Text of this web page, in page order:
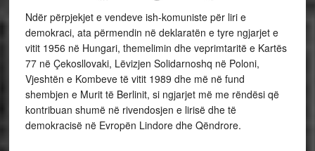
Ndër përpjekjet e vendeve ish-komuniste për liri e
demokraci, ata përmendin në deklaratën e tyre ngjarjet e
vitit 1956 në Hungari, themelimin dhe veprimtaritë e Kartës
77 në Çekosllovaki, Lëvizjen Solidarnoshq në Poloni,
Vjeshtën e Kombeve të vitit 1989 dhe më në fund
shembjen e Murit të Berlinit, si ngjarjet më me rëndësi që
kontribuan shumë në rivendosjen e lirisë dhe të
demokracisë në Evropën Lindore dhe Qëndrore.